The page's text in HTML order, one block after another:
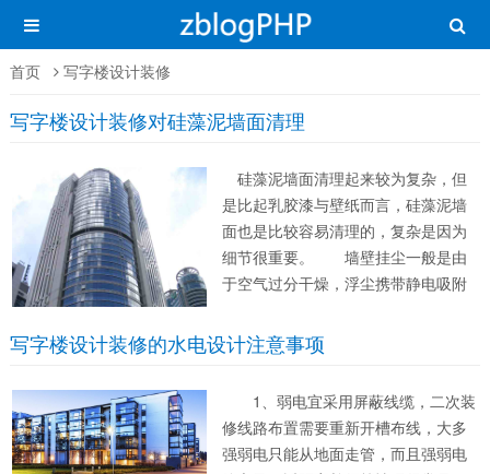
首页 写字楼设计装修
写字楼设计装修对硅藻泥墙面清理
硅藻泥墙面清理起来较为复杂，但
是比起乳胶漆与壁纸而言，硅藻泥墙
面也是比较容易清理的，复杂是因为
细节很重要。 墙壁挂尘一般是由
于空气过分干燥，浮尘携带静电吸附
良好的调节平衡作用，壁材表面是亲
水的，可以有效减少静电现象，所以
壁更加不容易...
写字楼设计装修的水电设计注意事项
1、弱电宜采用屏蔽线缆，二次装
修线路布置需要重新开槽布线，大多
强弱电只能从地面走管，而且强弱电